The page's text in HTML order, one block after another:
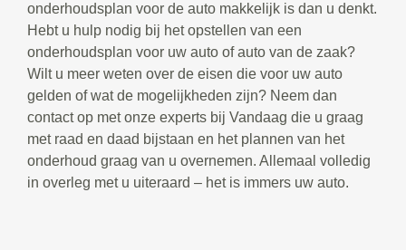
onderhoudsplan voor de auto makkelijk is dan u denkt.
Hebt u hulp nodig bij het opstellen van een
onderhoudsplan voor uw auto of auto van de zaak?
Wilt u meer weten over de eisen die voor uw auto
gelden of wat de mogelijkheden zijn? Neem dan
contact op met onze experts bij Vandaag die u graag
met raad en daad bijstaan en het plannen van het
onderhoud graag van u overnemen. Allemaal volledig
in overleg met u uiteraard – het is immers uw auto.